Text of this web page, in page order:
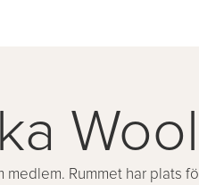
Wool
Rummet har plats